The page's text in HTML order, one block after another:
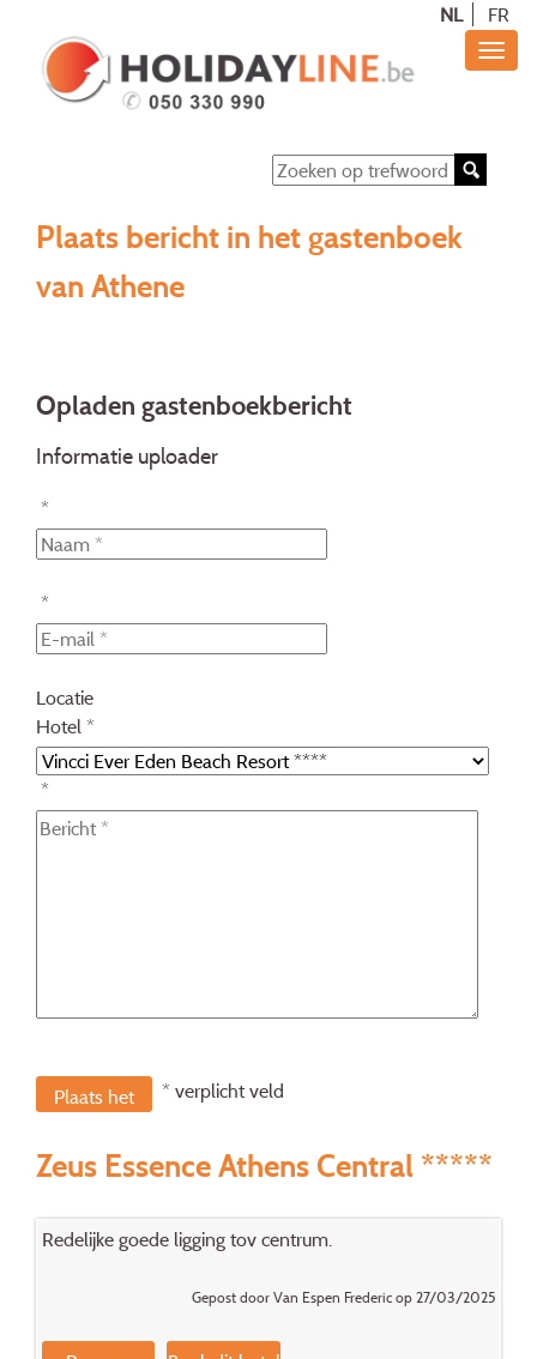
NL FR
Plaats bericht in het gastenboek
van Athene
Opladen gastenboekbericht
Informatie uploader
*
*
Locatie
Hotel *
*
Plaats het
* verplicht veld
Zeus Essence Athens Central *****
Redelijke goede ligging tov centrum.
Gepost door Van Espen Frederic op 27/03/2025